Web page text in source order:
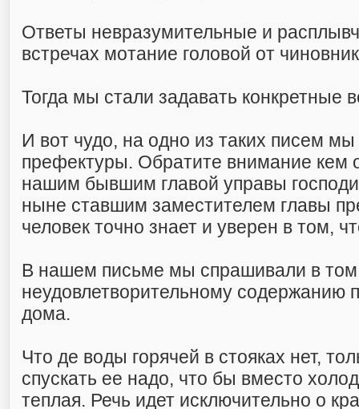
Ответы невразумительные и
встречах мотание головой от
Тогда мы стали задавать конкретные
И вот чудо, на одно из таких писем мы
префектуры. Обратите внимание кем
нашим бывшим главой управы
ныне ставшим заместителем главы
человек точно знает и уверен в том,
В нашем письме мы спрашивали в том
неудовлетворительному содержанию
дома.
Что де воды горячей в стояках нет,
спускать ее надо, что бы вместо
теплая. Речь идет исключительно о